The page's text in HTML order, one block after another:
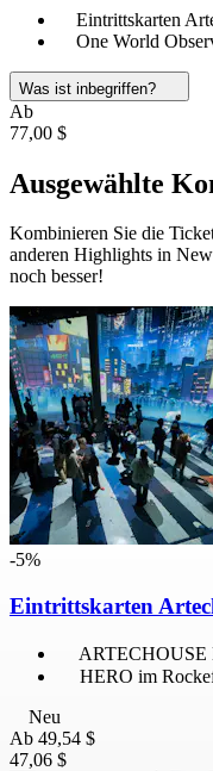
Eintrittskarten
One World
Was ist inbegriffen?
Ab
77,00 $
Ausgewählte
Kombinieren Sie die
anderen Highlights in
noch besser!
-5%
Eintrittskarten
ARTECHOUSE
HERO im
Neu
Ab 49,54 $
47,06 $